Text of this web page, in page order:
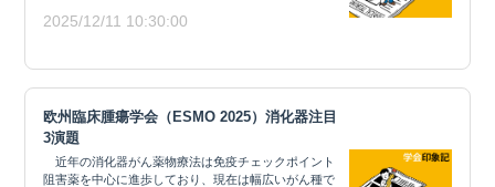
2025/12/11 10:30:00
欧州臨床腫瘍学会（ESMO 2025）消化器注目
3演題
近年の消化器がん薬物療法は免疫チェックポイント
阻害薬を中心に進歩しており、現在は幅広いがん種で